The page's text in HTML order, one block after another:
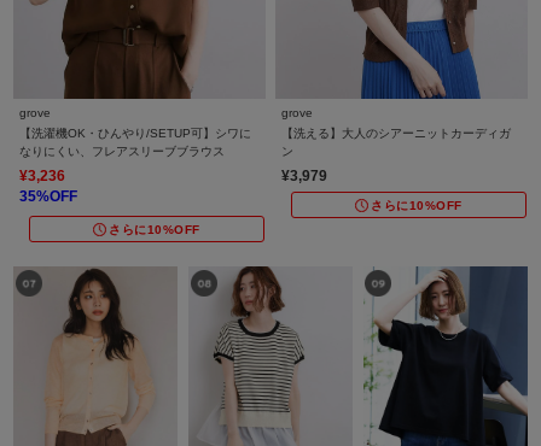
grove
【洗濯機OK・ひんやり/SETUP可】シワに
なりにくい、フレアスリーブブラウス
¥3,236
35%OFF
さらに10%OFF
grove
【洗える】大人のシアーニットカーディガ
ン
¥3,979
さらに10%OFF